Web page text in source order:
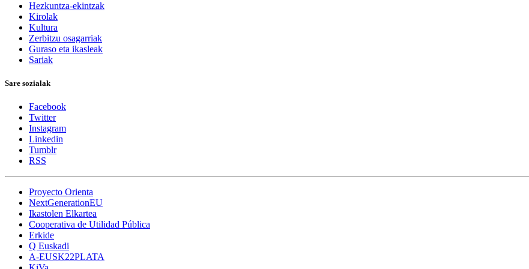
Hezkuntza-ekintzak
Kirolak
Kultura
Zerbitzu osagarriak
Guraso eta ikasleak
Sariak
Sare sozialak
Facebook
Twitter
Instagram
Linkedin
Tumblr
RSS
Proyecto Orienta
NextGenerationEU
Ikastolen Elkartea
Cooperativa de Utilidad Pública
Erkide
Q Euskadi
A-EUSK22PLATA